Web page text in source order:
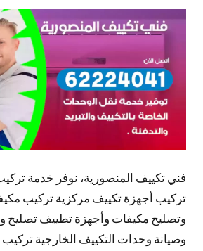
فني تكييف المنصورية، نوفر خدمة
تركيب أجهزة تكييف مركزية تركيب
وتصليح مكيفات وأجهزة تطييف تصليح
وصيانة وحدات التكييف الخارجية